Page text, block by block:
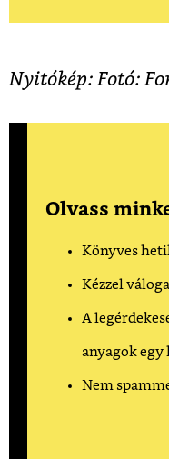
Nyitókép: Fotó:
Olvass
Könyves
Kézzel
A
anyagok egy
Nem